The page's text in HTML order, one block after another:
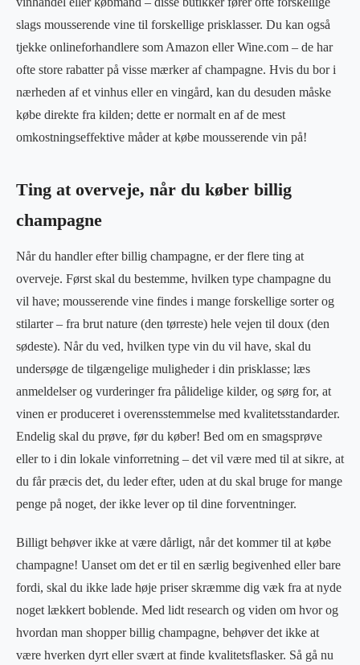
slags mousserende vine til forskellige prisklasser. Du kan også
tjekke onlineforhandlere som Amazon eller Wine.com – de har
ofte store rabatter på visse mærker af champagne. Hvis du bor i
nærheden af et vinhus eller en vingård, kan du desuden måske
købe direkte fra kilden; dette er normalt en af de mest
omkostningseffektive måder at købe mousserende vin på!
Ting at overveje, når du køber billig
champagne
Når du handler efter billig champagne, er der flere ting at
overveje. Først skal du bestemme, hvilken type champagne du
vil have; mousserende vine findes i mange forskellige sorter og
stilarter – fra brut nature (den tørreste) hele vejen til doux (den
sødeste). Når du ved, hvilken type vin du vil have, skal du
undersøge de tilgængelige muligheder i din prisklasse; læs
anmeldelser og vurderinger fra pålidelige kilder, og sørg for, at
vinen er produceret i overensstemmelse med kvalitetsstandarder.
Endelig skal du prøve, før du køber! Bed om en smagsprøve
eller to i din lokale vinforretning – det vil være med til at sikre, at
du får præcis det, du leder efter, uden at du skal bruge for mange
penge på noget, der ikke lever op til dine forventninger.
Billigt behøver ikke at være dårligt, når det kommer til at købe
champagne! Uanset om det er til en særlig begivenhed eller bare
fordi, skal du ikke lade høje priser skræmme dig væk fra at nyde
noget lækkert boblende. Med lidt research og viden om hvor og
hvordan man shopper billig champagne, behøver det ikke at
være hverken dyrt eller svært at finde kvalitetsflasker. Så gå nu